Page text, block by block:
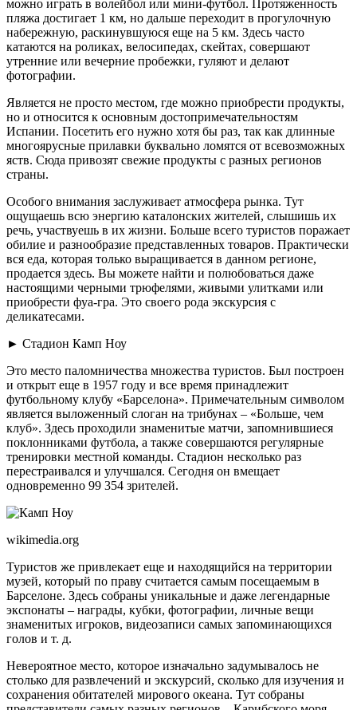
можно играть в волейбол или мини-футбол. Протяженность
пляжа достигает 1 км, но дальше переходит в прогулочную
набережную, раскинувшуюся еще на 5 км. Здесь часто
катаются на роликах, велосипедах, скейтах, совершают
утренние или вечерние пробежки, гуляют и делают
фотографии.
Является не просто местом, где можно приобрести продукты,
но и относится к основным достопримечательностям
Испании. Посетить его нужно хотя бы раз, так как длинные
многоярусные прилавки буквально ломятся от всевозможных
яств. Сюда привозят свежие продукты с разных регионов
страны.
Особого внимания заслуживает атмосфера рынка. Тут
ощущаешь всю энергию каталонских жителей, слышишь их
речь, участвуешь в их жизни. Больше всего туристов поражает
обилие и разнообразие представленных товаров. Практически
вся еда, которая только выращивается в данном регионе,
продается здесь. Вы можете найти и полюбоваться даже
настоящими черными трюфелями, живыми улитками или
приобрести фуа-гра. Это своего рода экскурсия с
деликатесами.
► Стадион Камп Ноу
Это место паломничества множества туристов. Был построен
и открыт еще в 1957 году и все время принадлежит
футбольному клубу «Барселона». Примечательным символом
является выложенный слоган на трибунах – «Больше, чем
клуб». Здесь проходили знаменитые матчи, запомнившиеся
поклонниками футбола, а также совершаются регулярные
тренировки местной команды. Стадион несколько раз
перестраивался и улучшался. Сегодня он вмещает
одновременно 99 354 зрителей.
wikimedia.org
Туристов же привлекает еще и находящийся на территории
музей, который по праву считается самым посещаемым в
Барселоне. Здесь собраны уникальные и даже легендарные
экспонаты – награды, кубки, фотографии, личные вещи
знаменитых игроков, видеозаписи самых запоминающихся
голов и т. д.
Невероятное место, которое изначально задумывалось не
столько для развлечений и экскурсий, сколько для изучения и
сохранения обитателей мирового океана. Тут собраны